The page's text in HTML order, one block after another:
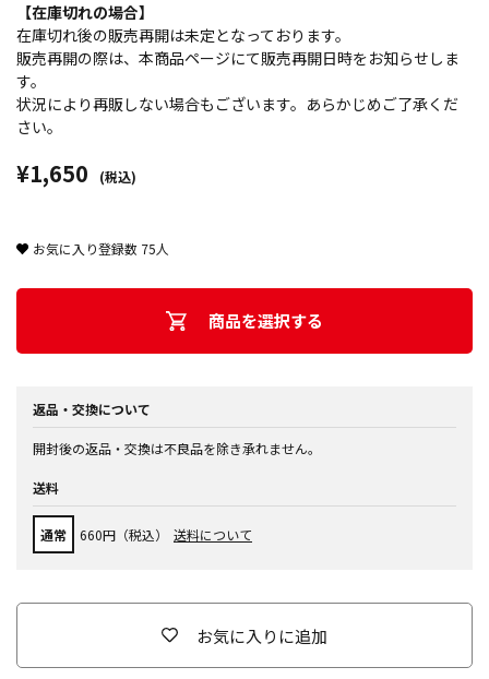
【在庫切れの場合】
在庫切れ後の販売再開は未定となっております。
販売再開の際は、本商品ページにて販売再開日時をお知らせしま
す。
状況により再販しない場合もございます。あらかじめご了承くだ
さい。
¥1,650 (税込)
お気に入り登録数 75人
商品を選択する
返品・交換について
開封後の返品・交換は不良品を除き承れません。
送料
通常 660円（税込） 送料について
お気に入りに追加